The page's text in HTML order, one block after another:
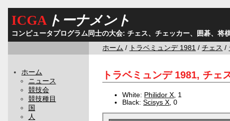
ICGAトーナメント
コンピュータプログラム同士の大会: チェス、チェッカー、囲碁、将
ホーム / トラベミュンデ 1981 /チェス /
ホーム
ニュース
競技会
競技種目
国
人
トラベミュンデ 1981, チェ
White: Philidor X , 1
Black:Scisys X , 0